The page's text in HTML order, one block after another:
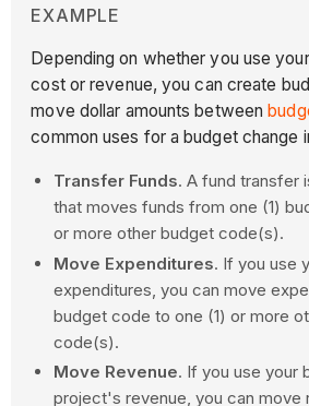
EXAMPLE
Depending on whether you use
cost or revenue, you can create
move dollar amounts between
common uses for a budget change
Transfer Funds. A fund transfer
that moves funds from one (1)
or more other budget code(s).
Move Expenditures. If you use
expenditures, you can move
budget code to one (1) or more
code(s).
Move Revenue. If you use your
project's revenue, you can move